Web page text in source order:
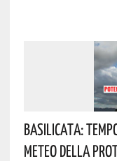
Basilicata:
Meteo Della